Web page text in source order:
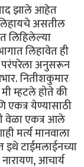
झाले आहेत
असतील
लिहिलेल्या
लिहावेत ही
परंपरेला अनुसरून
नितीशकुमार
म्हटले होते की
एकत्र येण्यासाठी
वेळा एकत्र आले
मर्त्य मानवाला
टाईमलाईनच्या
आचार्य